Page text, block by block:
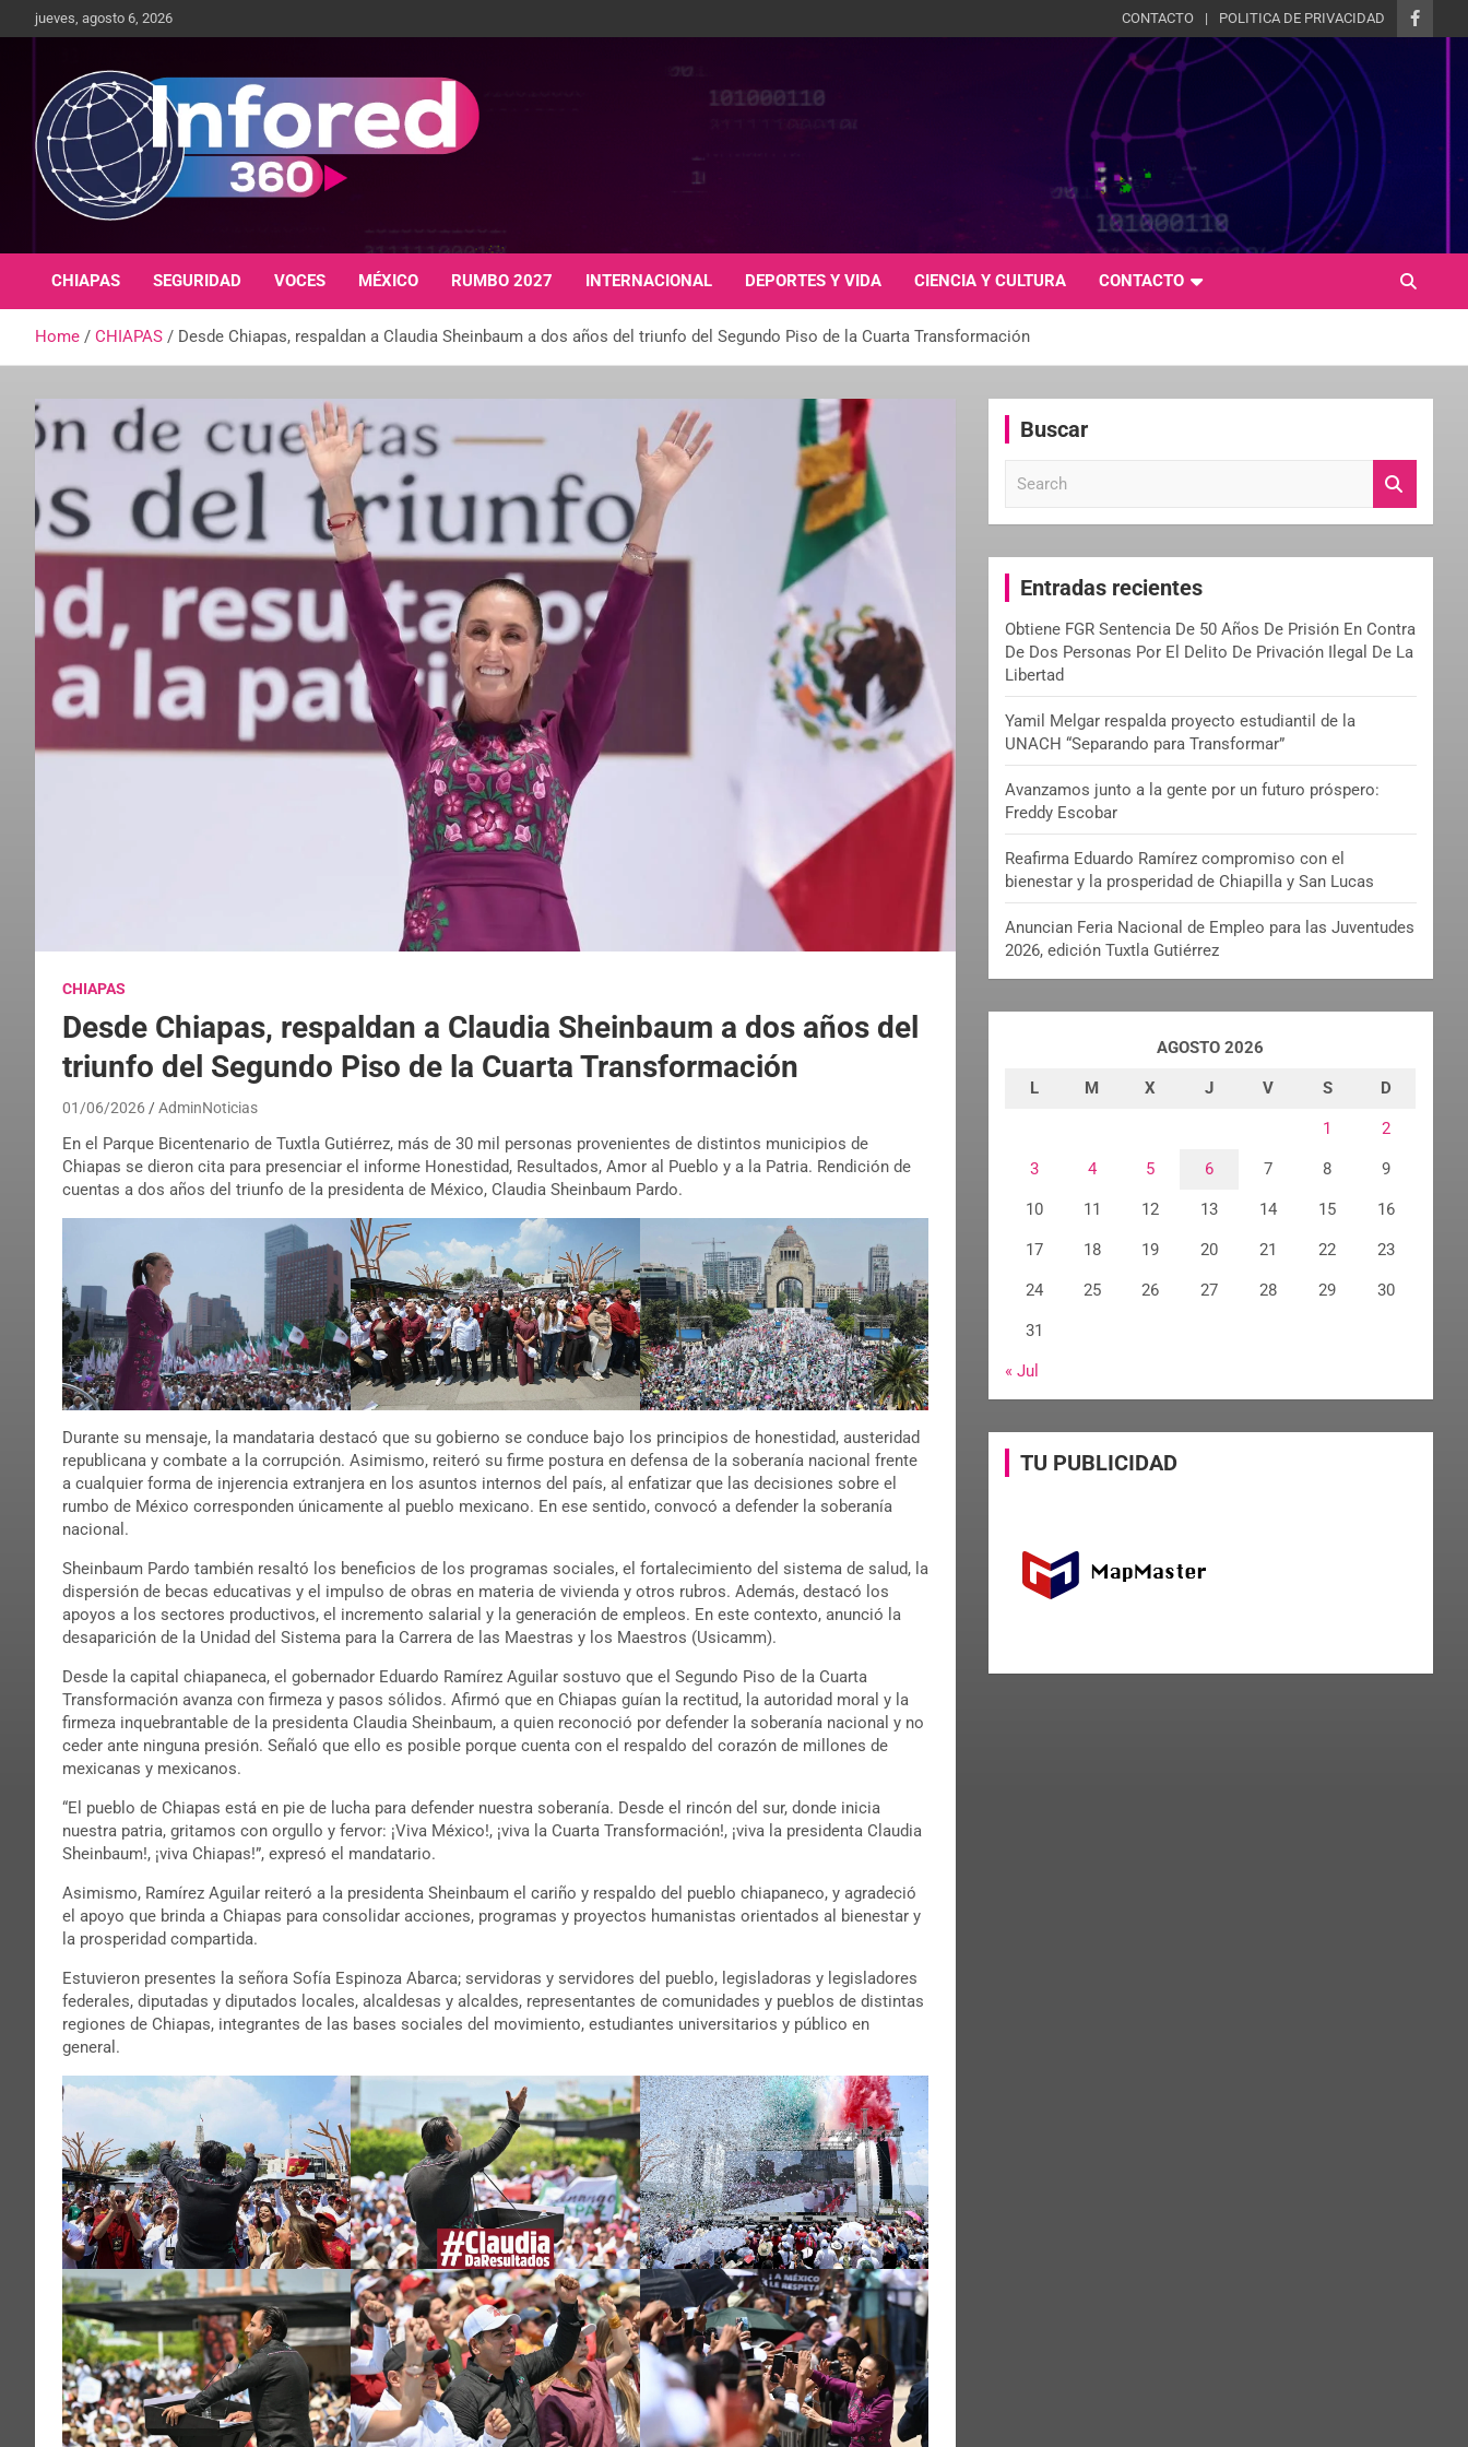
jueves, agosto 6, 2026 CONTACTO POLITICA DE PRIVACIDAD
infored360.mx
CHIAPAS SEGURIDAD VOCES MÉXICO RUMBO 2027 INTERNACIONAL DEPORTES Y VIDA CIENCIA Y CULTURA CONTACTO
Home CHIAPAS Desde Chiapas, respaldan a Claudia Sheinbaum a dos años del triunfo del Segundo Piso de la Cuarta Transformación
CHIAPAS
Desde Chiapas, respaldan a Claudia Sheinbaum a dos años del
triunfo del Segundo Piso de la Cuarta Transformación
01/06/2026 AdminNoticias
En el Parque Bicentenario de Tuxtla Gutiérrez, más de 30 mil personas provenientes de distintos municipios de
Chiapas se dieron cita para presenciar el informe Honestidad, Resultados, Amor al Pueblo y a la Patria. Rendición de
cuentas a dos años del triunfo de la presidenta de México, Claudia Sheinbaum Pardo.
Durante su mensaje, la mandataria destacó que su gobierno se conduce bajo los principios de honestidad, austeridad
republicana y combate a la corrupción. Asimismo, reiteró su firme postura en defensa de la soberanía nacional frente
a cualquier forma de injerencia extranjera en los asuntos internos del país, al enfatizar que las decisiones sobre el
rumbo de México corresponden únicamente al pueblo mexicano. En ese sentido, convocó a defender la soberanía
nacional.
Sheinbaum Pardo también resaltó los beneficios de los programas sociales, el fortalecimiento del sistema de salud, la
dispersión de becas educativas y el impulso de obras en materia de vivienda y otros rubros. Además, destacó los
apoyos a los sectores productivos, el incremento salarial y la generación de empleos. En este contexto, anunció la
desaparición de la Unidad del Sistema para la Carrera de las Maestras y los Maestros (Usicamm).
Desde la capital chiapaneca, el gobernador Eduardo Ramírez Aguilar sostuvo que el Segundo Piso de la Cuarta
Transformación avanza con firmeza y pasos sólidos. Afirmó que en Chiapas guían la rectitud, la autoridad moral y la
firmeza inquebrantable de la presidenta Claudia Sheinbaum, a quien reconoció por defender la soberanía nacional y no
ceder ante ninguna presión. Señaló que ello es posible porque cuenta con el respaldo del corazón de millones de
mexicanas y mexicanos.
“El pueblo de Chiapas está en pie de lucha para defender nuestra soberanía. Desde el rincón del sur, donde inicia
nuestra patria, gritamos con orgullo y fervor: ¡Viva México!, ¡viva la Cuarta Transformación!, ¡viva la presidenta Claudia
Sheinbaum!, ¡viva Chiapas!”, expresó el mandatario.
Asimismo, Ramírez Aguilar reiteró a la presidenta Sheinbaum el cariño y respaldo del pueblo chiapaneco, y agradeció
el apoyo que brinda a Chiapas para consolidar acciones, programas y proyectos humanistas orientados al bienestar y
la prosperidad compartida.
Estuvieron presentes la señora Sofía Espinoza Abarca; servidoras y servidores del pueblo, legisladoras y legisladores
federales, diputadas y diputados locales, alcaldesas y alcaldes, representantes de comunidades y pueblos de distintas
regiones de Chiapas, integrantes de las bases sociales del movimiento, estudiantes universitarios y público en
general.
Buscar
c
Entradas recientes
Obtiene FGR Sentencia De 50 Años De Prisión En Contra
De Dos Personas Por El Delito De Privación Ilegal De La
Libertad
Yamil Melgar respalda proyecto estudiantil de la
UNACH “Separando para Transformar”
Avanzamos junto a la gente por un futuro próspero:
Freddy Escobar
Reafirma Eduardo Ramírez compromiso con el
bienestar y la prosperidad de Chiapilla y San Lucas
Anuncian Feria Nacional de Empleo para las Juventudes
2026, edición Tuxtla Gutiérrez
AGOSTO 2026
L M X J V S D
1 2
3 4 5 6 7 8 9
10 11 12 13 14 15 16
17 18 19 20 21 22 23
24 25 26 27 28 29 30
31
« Jul
TU PUBLICIDAD